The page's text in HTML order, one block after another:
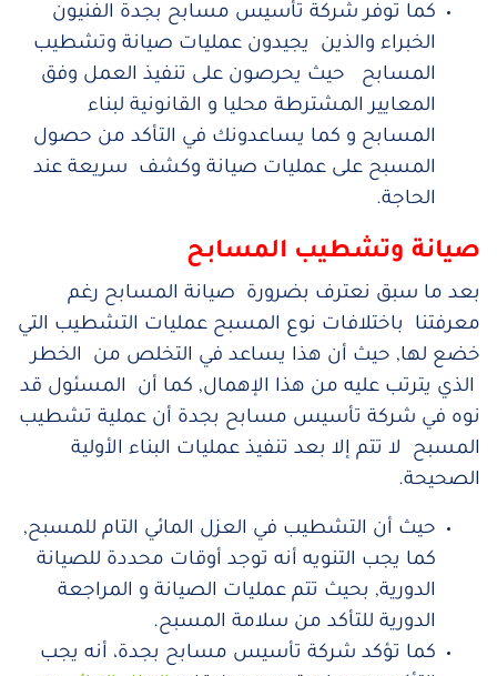
كما توفر شركة تأسيس مسابح بجدة الفنيون
الخبراء والذين يجيدون عمليات صيانة وتشطيب
المسابح حيث يحرصون على تنفيذ العمل وفق
المعايير المشترطة محليا و القانونية لبناء
المسابح و كما يساعدونك في التأكد من حصول
المسبح على عمليات صيانة وكشف سريعة عند
الحاجة.
صيانة وتشطيب المسابح
بعد ما سبق نعترف بضرورة صيانة المسابح رغم
معرفتنا باختلافات نوع المسبح عمليات التشطيب التي
خضع لها, حيث أن هذا يساعد في التخلص من الخطر
الذي يترتب عليه من هذا الإهمال, كما أن المسئول قد
نوه في شركة تأسيس مسابح بجدة أن عملية تشطيب
المسبح لا تتم إلا بعد تنفيذ عمليات البناء الأولية
الصحيحة.
حيث أن التشطيب في العزل المائي التام للمسبح,
كما يجب التنويه أنه توجد أوقات محددة للصيانة
الدورية, بحيث تتم عمليات الصيانة و المراجعة
الدورية للتأكد من سلامة المسبح.
كما تؤكد شركة تأسيس مسابح بجدة، أنه يجب